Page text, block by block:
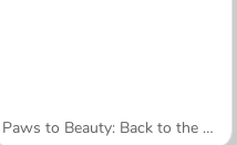
Paws to Beauty: Back to the Wild